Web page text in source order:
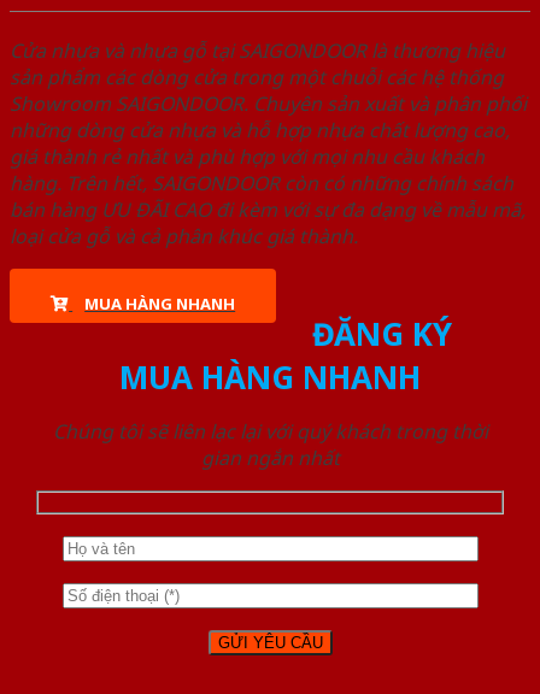
Cửa nhựa và nhựa gỗ tại SAIGONDOOR là thương hiệu
sản phẩm các dòng cửa trong một chuỗi các hệ thống
Showroom SAIGONDOOR. Chuyên sản xuất và phân phối
những dòng cửa nhựa và hỗ hợp nhựa chất lượng cao,
giá thành rẻ nhất và phù hợp với mọi nhu cầu khách
hàng. Trên hết, SAIGONDOOR còn có những chính sách
bán hàng ƯU ĐÃI CAO đi kèm với sự đa dạng về mẫu mã,
loại cửa gỗ và cả phân khúc giá thành.
MUA HÀNG NHANH
ĐĂNG KÝ
MUA HÀNG NHANH
Chúng tôi sẽ liên lạc lại với quý khách trong thời
gian ngắn nhất